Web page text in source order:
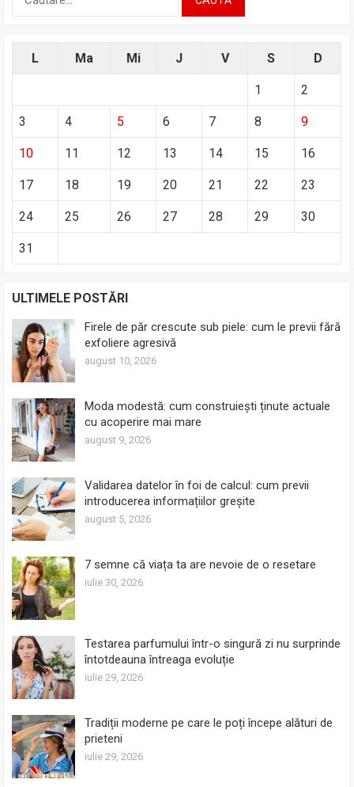
L Ma Mi J V S D
1 2
3 4 5 6 7 8 9
10 11 12 13 14 15 16
17 18 19 20 21 22 23
24 25 26 27 28 29 30
31
ULTIMELE POSTĂRI
Firele de păr crescute sub piele: cum le previi fără
exfoliere agresivă
august 10, 2026
Moda modestă: cum construiești ținute actuale
cu acoperire mai mare
august 9, 2026
Validarea datelor în foi de calcul: cum previi
introducerea informațiilor greșite
august 5, 2026
7 semne că viața ta are nevoie de o resetare
iulie 30, 2026
Testarea parfumului într-o singură zi nu surprinde
întotdeauna întreaga evoluție
iulie 29, 2026
Tradiții moderne pe care le poți începe alături de
prieteni
iulie 29, 2026